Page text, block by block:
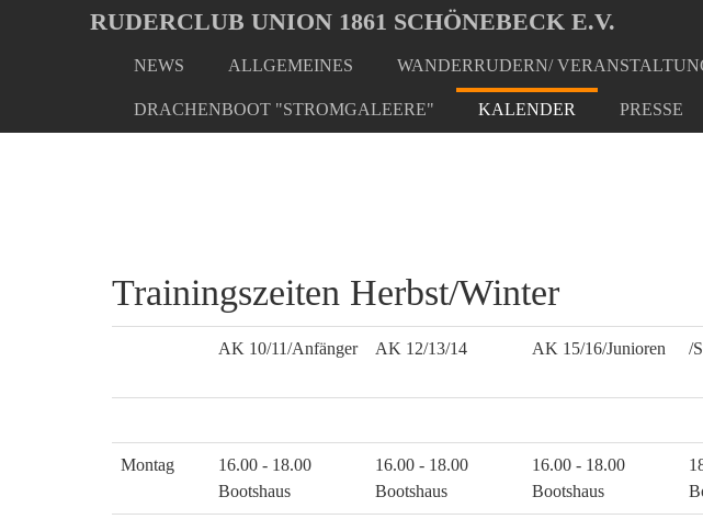
Oops, an error occurred! Code: 202608061926181df32738
main
RUDERCLUB UNION 1861 SCHÖNEBECK E.V.
NEWS ALLGEMEINES WANDERRUDERN/
DRACHENBOOT "STROMGALEERE" KALENDER PRESSE
here:
Trainingszeiten Herbst/Winter
AK 10/11/Anfänger AK 12/13/14 AK 15/16/Junioren /
Montag
16.00 - 18.00
Bootshaus
16.00 - 18.00
Bootshaus
16.00 - 18.00
Bootshaus